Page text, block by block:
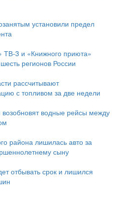
установили предел
ТВ-3 и «Книжного приюта»
регионов России
рассчитывают
с топливом за две недели
водные рейсы между
района лишилась авто за
сыну
отбывать срок и лишился